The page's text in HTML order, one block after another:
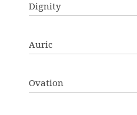
Dignity
Auric
Ovation